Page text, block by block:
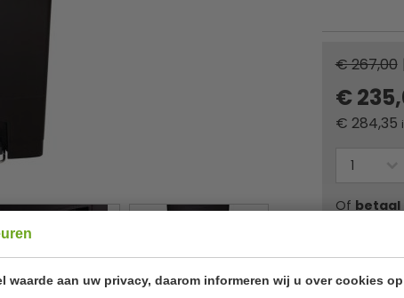
waarde aan uw privacy, daarom informeren wij u over cookies
€ 267,00 |
€
€ 284,35
Of betaal
✔ Gratis